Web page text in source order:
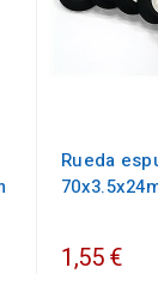
Rueda
1,55 €